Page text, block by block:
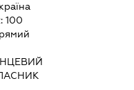
100